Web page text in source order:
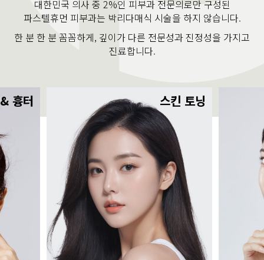
대한민국 의사 중 2%인 피부과 전문의로만 구성된
파스텔휴먼 피부과는 박리다매식 시술을 하지 않습니다.
한 분 한 분 꼼꼼하게, 깊이가 다른 전문성과 진정성을 가지고
진료합니다.
흉터 스킨 토닝